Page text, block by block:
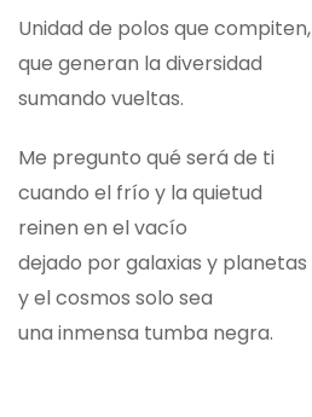
Unidad de polos que compiten,
que generan la diversidad
sumando vueltas.
Me pregunto qué será de ti
cuando el frío y la quietud
reinen en el vacío
dejado por galaxias y planetas
y el cosmos solo sea
una inmensa tumba negra.